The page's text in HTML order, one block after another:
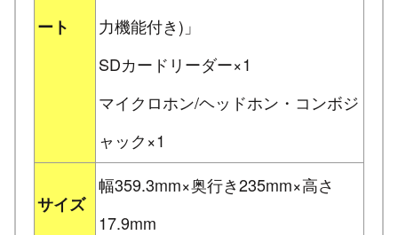
ート
力機能付き)」
SDカードリーダー×1
マイクロホン/ヘッドホン・コンボジ
ャック×1
サイズ
幅359.3mm×奥行き235mm×高さ
17.9mm